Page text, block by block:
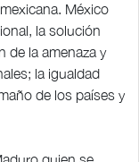
México
la solución
de la amenaza y
la igualdad
de los países y